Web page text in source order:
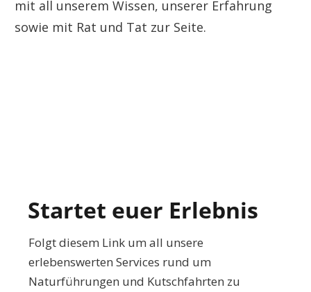
mit all unserem Wissen, unserer Erfahrung
sowie mit Rat und Tat zur Seite.
Startet euer Erlebnis
Folgt diesem Link um all unsere
erlebenswerten Services rund um
Naturführungen und Kutschfahrten zu